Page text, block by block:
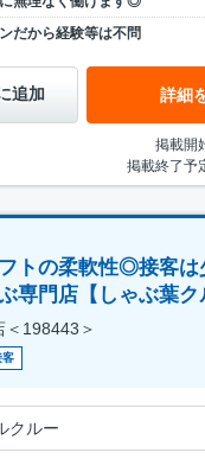
だから経験等は不問
追加 詳細
掲載開
掲載終了予
フトの柔軟性◎接客は
専門店【しゃぶ葉ク
198443＞
客
クルー